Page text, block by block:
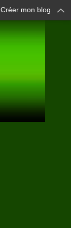
Créer mon blog